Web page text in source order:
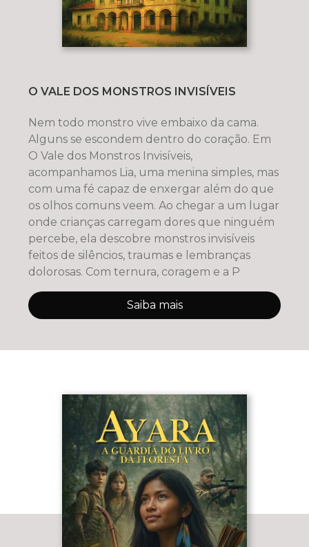
O VALE DOS MONSTROS INVISÍVEIS
Nem todo monstro vive embaixo da cama.
Alguns se escondem dentro do coração. Em
O Vale dos Monstros Invisíveis,
acompanhamos Lia, uma menina simples, mas
com uma fé capaz de enxergar além do que
os olhos comuns veem. Ao chegar a um lugar
onde crianças carregam dores que ninguém
percebe, ela descobre monstros invisíveis
feitos de silêncios, traumas e lembranças
dolorosas. Com ternura, coragem e a P
Saiba mais